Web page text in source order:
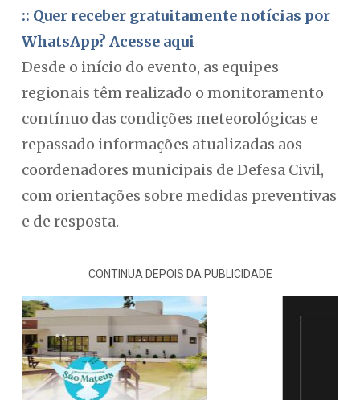
:: Quer receber gratuitamente notícias por
WhatsApp? Acesse aqui
Desde o início do evento, as equipes
regionais têm realizado o monitoramento
contínuo das condições meteorológicas e
repassado informações atualizadas aos
coordenadores municipais de Defesa Civil,
com orientações sobre medidas preventivas
e de resposta.
CONTINUA DEPOIS DA PUBLICIDADE